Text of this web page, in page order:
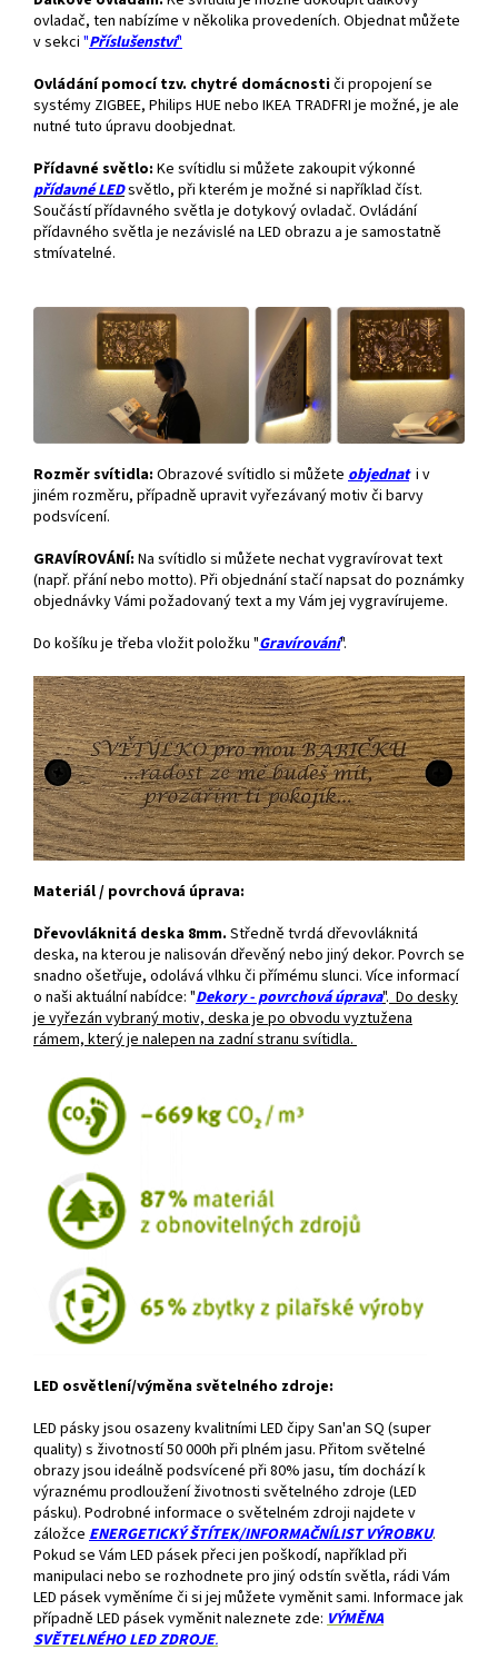
ovladač, ten nabízíme v několika provedeních. Objednat můžete
v sekci "Příslušenství"
Ovládání pomocí tzv. chytré domácnostiči propojení se
systémy ZIGBEE, Philips HUE nebo IKEA TRADFRI je možné, je ale
nutné tuto úpravu doobjednat.
Přídavné světlo: Ke svítidlu si můžete zakoupit výkonné
přídavnéLEDsvětlo, při kterém je možné si například číst.
Součástí přídavného světla je dotykový ovladač. Ovládání
přídavného světla je nezávislé na LED obrazu a je samostatně
stmívatelné.
Rozměr svítidla: Obrazové svítidlo si můžete objednat i v
jiném rozměru, případně upravit vyřezávaný motiv či barvy
podsvícení.
GRAVÍROVÁNÍ: Na svítidlo si můžete nechat vygravírovat text
(např. přání nebo motto). Při objednání stačí napsat do poznámky
objednávky Vámi požadovaný text a my Vám jej vygravírujeme.
Do košíku je třeba vložit položku "Gravírování".
Materiál / povrchová úprava:
Dřevovláknitá deska 8mm. Středně tvrdá dřevovláknitá
deska, na kterou je nalisován dřevěný nebo jiný dekor. Povrch se
snadno ošetřuje, odolává vlhku či přímému slunci. Více informací
o naši aktuální nabídce: "Dekory - povrchová úprava". Do desky
je vyřezán vybraný motiv, deska je po obvodu vyztužena
rámem, který je nalepen na zadní stranu svítidla.
LED osvětlení/výměna světelného zdroje:
LED pásky jsou osazeny kvalitními LED čipy San'an SQ (super
quality) s životností 50 000h při plném jasu. Přitom světelné
obrazy jsou ideálně podsvícené při 80% jasu, tím dochází k
výraznému prodloužení životnosti světelného zdroje (LED
pásku). Podrobné informace o světelném zdroji najdete v
záložce ENERGETICKÝ ŠTÍTEK/INFORMAČNÍLIST VÝROBKU.
Pokud se Vám LED pásek přeci jen poškodí, například při
manipulaci nebo se rozhodnete pro jiný odstín světla, rádi Vám
LED pásek vyměníme či si jej můžete vyměnit sami. Informace jak
případně LED pásek vyměnit naleznete zde: VÝMĚNA
SVĚTELNÉHO LED ZDROJE.